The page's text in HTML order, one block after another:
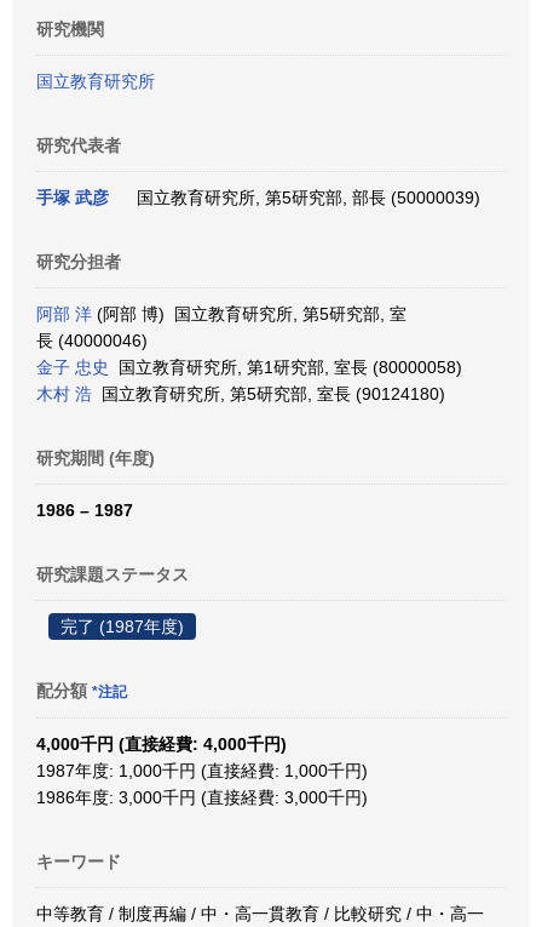
研究機関
国立教育研究所
研究代表者
手塚 武彦 国立教育研究所, 第5研究部, 部長 (50000039)
研究分担者
阿部 洋 (阿部 博) 国立教育研究所, 第5研究部, 室
長 (40000046)
金子 忠史
国立教育研究所, 第1研究部, 室長 (80000058)
木村 浩 国立教育研究所, 第5研究部, 室長 (90124180)
研究期間 (年度)
1986 – 1987
研究課題ステータス
完了 (1987年度)
配分額 *注記
4,000千円 (直接経費: 4,000千円)
1987年度: 1,000千円 (直接経費: 1,000千円)
1986年度: 3,000千円 (直接経費: 3,000千円)
キーワード
中等教育 / 制度再編 / 中・高一貫教育 / 比較研究 / 中・高一